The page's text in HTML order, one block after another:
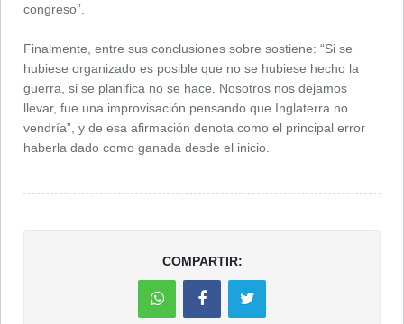
congreso”.
Finalmente, entre sus conclusiones sobre sostiene: “Si se
hubiese organizado es posible que no se hubiese hecho la
guerra, si se planifica no se hace. Nosotros nos dejamos
llevar, fue una improvisación pensando que Inglaterra no
vendría”, y de esa afirmación denota como el principal error
haberla dado como ganada desde el inicio.
COMPARTIR: